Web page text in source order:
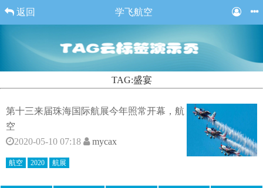
返回 学飞航空
TAG:盛宴
第十三来届珠海国际航展今年照常开幕，航
空
2020-05-10 07:18
mycax
航空 2020 航展